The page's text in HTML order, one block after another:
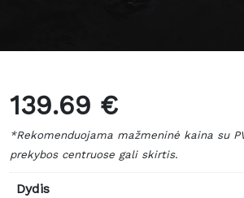
139.69 €
*Rekomenduojama mažmeninė kaina su
prekybos centruose gali skirtis.
Dydis